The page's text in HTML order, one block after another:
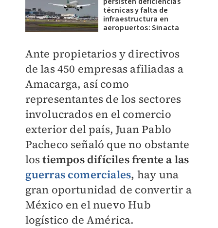
técnicas y falta de
infraestructura en
aeropuertos: Sinacta
Ante propietarios y directivos
de las 450 empresas afiliadas a
Amacarga, así como
representantes de los sectores
involucrados en el comercio
exterior del país, Juan Pablo
Pacheco señaló que no obstante
lostiempos difíciles frente a las
guerras comerciales, hay una
gran oportunidad de convertir a
México en el nuevo Hub
logístico de América.